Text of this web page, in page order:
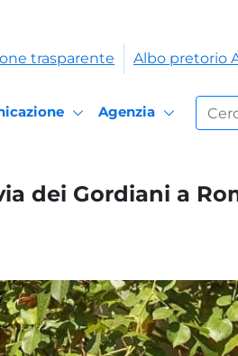
trasparente Albo pretorio
Agenzia
dei Gordiani a